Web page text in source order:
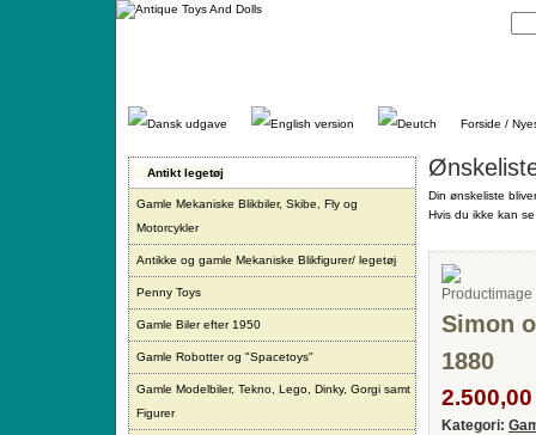
Gå
Forside /
Antikt legetøj
Gamle Mekaniske Blikbiler, Skibe, Fly og
Motorcykler
Antikke og gamle Mekaniske Blikfigurer/ legetøj
Penny Toys
Gamle Biler efter 1950
Gamle Robotter og "Spacetoys"
Gamle Modelbiler, Tekno, Lego, Dinky, Gorgi samt
Figurer
Din ønskeliste
Hvis du ikke kan
Simon
1880
Kategori: